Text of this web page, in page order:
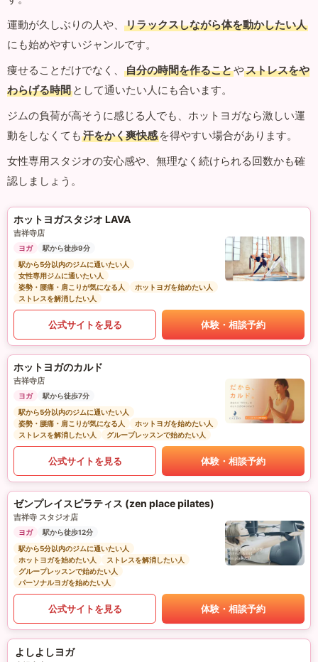
運動が久しぶりの人や、
リラックスしながら体を動かしたい人
にも始めやすいジャンルです。
痩せることだけでなく、
自分の時間を作ることやストレスをや
わらげる時間 として通いたい人にも合います。
ジムの負荷が高そうに感じる人でも、ホットヨガなら激しい運
動をしなくても 汗をかく爽快感 を得やすい場合があります。
女性専用スタジオの安心感や、無理なく続けられる回数かも確
認しましょう。
ホットヨガスタジオ LAVA
吉祥寺店
ヨガ
駅から徒歩9分
駅から5分以内のジムに通いたい人
女性専用ジムに通いたい人
姿勢・腰痛・肩こりが気になる人
ホットヨガを始めたい人
ストレスを解消したい人
公式サイトを見る 体験・相談予約
ホットヨガのカルド
吉祥寺店
ヨガ
駅から徒歩7分
駅から5分以内のジムに通いたい人
姿勢・腰痛・肩こりが気になる人
ホットヨガを始めたい人
ストレスを解消したい人
グループレッスンで始めたい人
公式サイトを見る 体験・相談予約
ゼンプレイスピラティス (zen place pilates)
吉祥寺 スタジオ店
ヨガ
駅から徒歩12分
駅から5分以内のジムに通いたい人
ホットヨガを始めたい人
ストレスを解消したい人
グループレッスンで始めたい人
パーソナルヨガを始めたい人
公式サイトを見る 体験・相談予約
よしよしヨガ